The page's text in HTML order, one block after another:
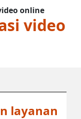
online
video
layanan